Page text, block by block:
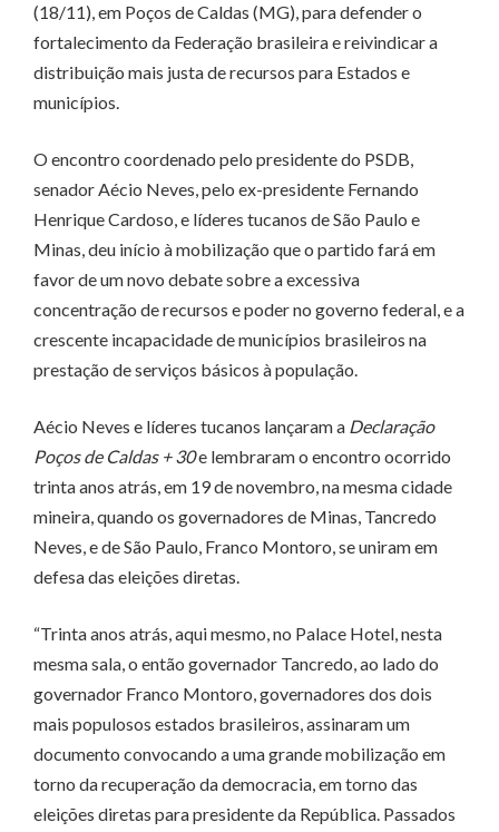
(18/11), em Poços de Caldas (MG), para defender o
fortalecimento da Federação brasileira e reivindicar a
distribuição mais justa de recursos para Estados e
municípios.
O encontro coordenado pelo presidente do PSDB,
senador Aécio Neves, pelo ex-presidente Fernando
Henrique Cardoso, e líderes tucanos de São Paulo e
Minas, deu início à mobilização que o partido fará em
favor de um novo debate sobre a excessiva
concentração de recursos e poder no governo federal, e a
crescente incapacidade de municípios brasileiros na
prestação de serviços básicos à população.
Aécio Neves e líderes tucanos lançaram a Declaração
Poços de Caldas + 30e lembraram o encontro ocorrido
trinta anos atrás, em 19 de novembro, na mesma cidade
mineira, quando os governadores de Minas, Tancredo
Neves, e de São Paulo, Franco Montoro, se uniram em
defesa das eleições diretas.
“Trinta anos atrás, aqui mesmo, no Palace Hotel, nesta
mesma sala, o então governador Tancredo, ao lado do
governador Franco Montoro, governadores dos dois
mais populosos estados brasileiros, assinaram um
documento convocando a uma grande mobilização em
torno da recuperação da democracia, em torno das
eleições diretas para presidente da República. Passados